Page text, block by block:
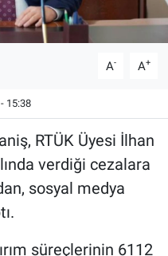
A- A+
15:38
RTÜK Üyesi İlhan
verdiği cezalara
sosyal medya
süreçlerinin 6112